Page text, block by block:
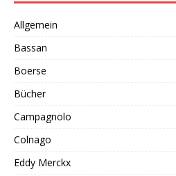
Allgemein
Bassan
Boerse
Bücher
Campagnolo
Colnago
Eddy Merckx